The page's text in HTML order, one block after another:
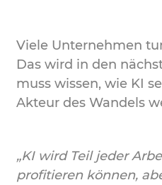
Viele Unternehmen
Das wird in den
muss wissen, wie KI
Akteur des Wandels
„KI wird Teil jeder
profitieren können,